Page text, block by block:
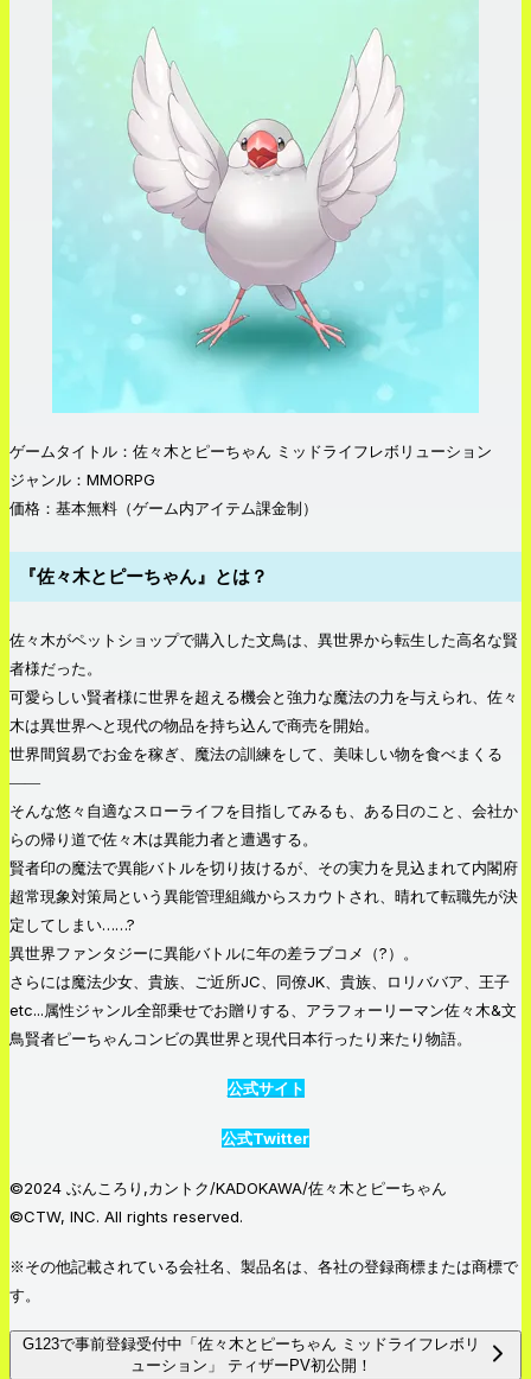
ゲームタイトル：佐々木とピーちゃん ミッドライフレボリューション
ジャンル：MMORPG
価格：基本無料（ゲーム内アイテム課金制）
『佐々木とピーちゃん』とは？
佐々木がペットショップで購入した文鳥は、異世界から転生した高名な賢
者様だった。
可愛らしい賢者様に世界を超える機会と強力な魔法の力を与えられ、佐々
木は異世界へと現代の物品を持ち込んで商売を開始。
世界間貿易でお金を稼ぎ、魔法の訓練をして、美味しい物を食べまくる
――
そんな悠々自適なスローライフを目指してみるも、ある日のこと、会社か
らの帰り道で佐々木は異能力者と遭遇する。
賢者印の魔法で異能バトルを切り抜けるが、その実力を見込まれて内閣府
超常現象対策局という異能管理組織からスカウトされ、晴れて転職先が決
定してしまい……?
異世界ファンタジーに異能バトルに年の差ラブコメ（?）。
さらには魔法少女、貴族、ご近所JC、同僚JK、貴族、ロリババア、王子
etc...属性ジャンル全部乗せでお贈りする、アラフォーリーマン佐々木&文
鳥賢者ピーちゃんコンビの異世界と現代日本行ったり来たり物語。
公式サイト
公式Twitter
©2024 ぶんころり,カントク/KADOKAWA/佐々木とピーちゃん
©CTW, INC. All rights reserved.
※その他記載されている会社名、製品名は、各社の登録商標または商標で
す。
G123で事前登録受付中「佐々木とピーちゃん ミッドライフレボリ
ューション」 ティザーPV初公開！